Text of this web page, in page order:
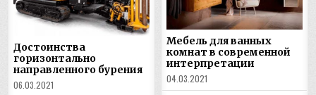
Достоинства
горизонтально
направленного бурения
06.03.2021
Мебель для ванных
комнат в современной
интерпретации
04.03.2021